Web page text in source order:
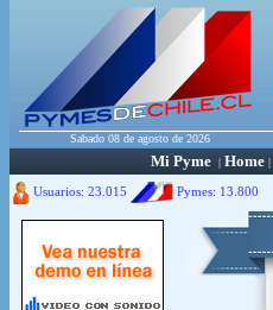
Sabado 08 de agosto de 2026
Mi Pyme | Home |
Usuarios: 23.015 Pymes: 13.800